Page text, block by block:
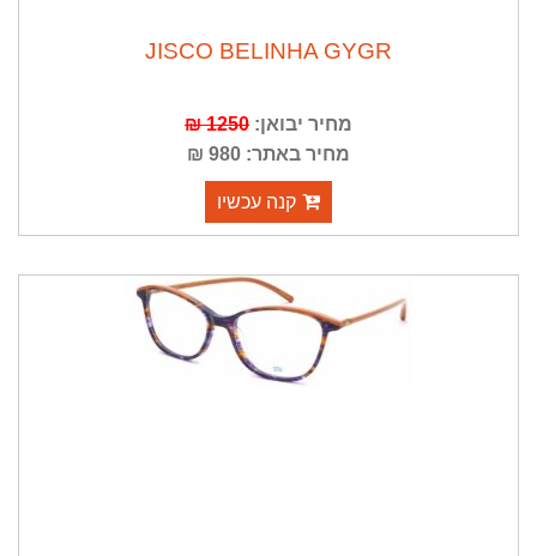
JISCO BELINHA GYGR
מחיר יבואן: 1250 ₪
מחיר באתר: 980 ₪
קנה עכשיו